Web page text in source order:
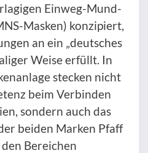
Einweg-Mund-
Masken) konzipiert,
an ein „deutsches
Weise erfüllt. In
stecken nicht
beim Verbinden
sondern auch das
beiden Marken Pfaff
Bereichen